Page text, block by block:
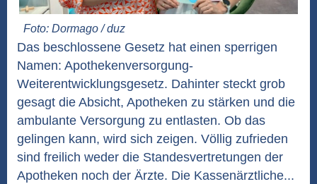
Foto: Dormago / duz
Das beschlossene Gesetz hat einen sperrigen
Namen: Apothekenversorgung-
Weiterentwicklungsgesetz. Dahinter steckt grob
gesagt die Absicht, Apotheken zu stärken und die
ambulante Versorgung zu entlasten. Ob das
gelingen kann, wird sich zeigen. Völlig zufrieden
sind freilich weder die Standesvertretungen der
Apotheken noch der Ärzte. Die Kassenärztliche...